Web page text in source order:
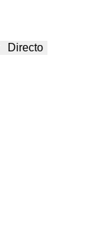
Directo